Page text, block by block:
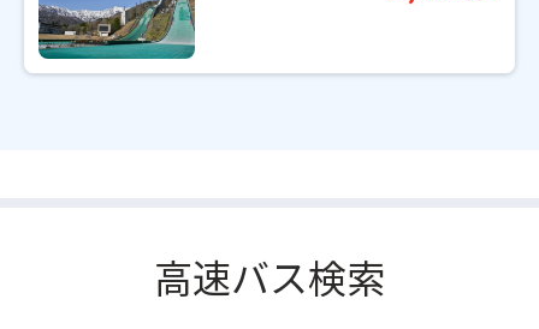
高速バス検索